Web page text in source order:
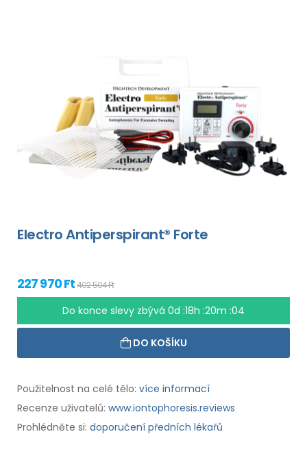
Electro Antiperspirant® Forte
227 970 Ft402 504 Ft
Do konce slevy zbývá 0d :18h :20m :04
DO KOŠÍKU
Použitelnost na celé tělo: více informací
Recenze uživatelů: www.iontophoresis.reviews
Prohlédněte si: doporučení předních lékařů